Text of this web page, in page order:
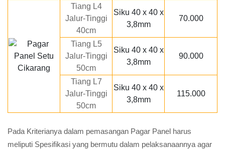
Tiang L4
Jalur-Tinggi
40cm
Siku 40 x 40 x
3,8mm
70.000
Tiang L5
Jalur-Tinggi
50cm
Siku 40 x 40 x
3,8mm
90.000
Tiang L7
Jalur-Tinggi
50cm
Siku 40 x 40 x
3,8mm
115.000
Pada Kriterianya dalam pemasangan Pagar Panel harus
meliputi Spesifikasi yang bermutu dalam pelaksanaannya agar